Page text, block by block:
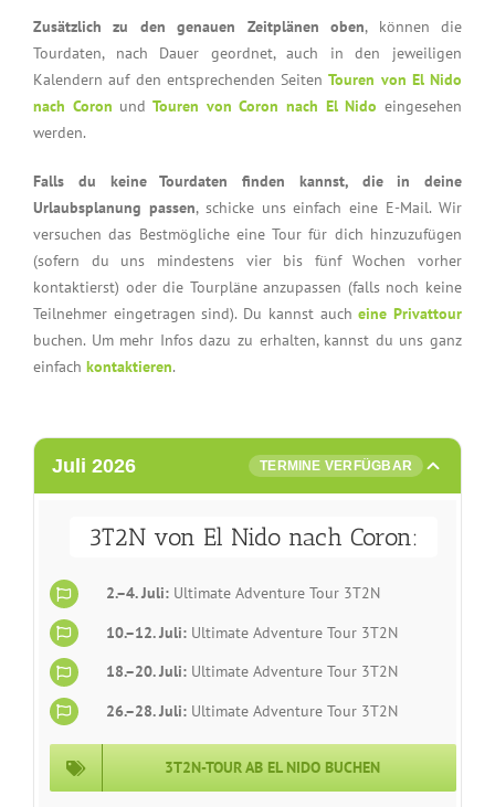
Zusätzlich zu den genauen Zeitplänen oben, können die
Tourdaten, nach Dauer geordnet, auch in den jeweiligen
Kalendern auf den entsprechenden SeitenTouren von El Nido
nach Coron und Touren von Coron nach El Nido eingesehen
werden.
Falls du keine Tourdaten finden kannst, die in deine
Urlaubsplanung passen, schicke uns einfach eine E-Mail. Wir
versuchen das Bestmögliche eine Tour für dich hinzuzufügen
(sofern du uns mindestens vier bis fünf Wochen vorher
kontaktierst) oder die Tourpläne anzupassen (falls noch keine
Teilnehmer eingetragen sind). Du kannst aucheine Privattour
buchen. Um mehr Infos dazu zu erhalten, kannst du uns ganz
einfach kontaktieren.
Juli 2026 TERMINE VERFÜGBAR
3T2N von El Nido nach Coron:
2.–4. Juli: Ultimate Adventure Tour 3T2N
10.–12. Juli: Ultimate Adventure Tour 3T2N
18.–20. Juli: Ultimate Adventure Tour 3T2N
26.–28. Juli: Ultimate Adventure Tour 3T2N
3T2N-TOUR AB EL NIDO BUCHEN